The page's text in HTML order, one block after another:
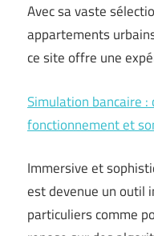
Avec sa vaste
appartements
ce site offre une
Simulation bancaire :
fonctionnement et
Immersive et
est devenue un outil
particuliers comme